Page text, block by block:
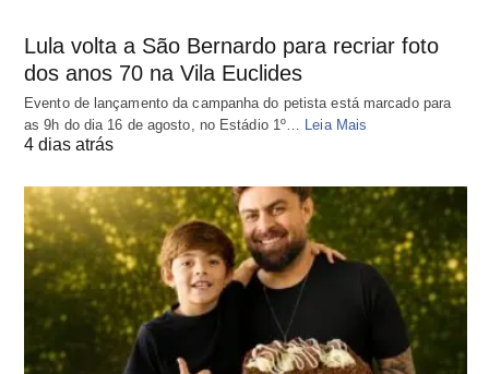
Lula volta a São Bernardo para recriar foto
dos anos 70 na Vila Euclides
Evento de lançamento da campanha do petista está marcado para
as 9h do dia 16 de agosto, no Estádio 1º… Leia Mais
4 dias atrás